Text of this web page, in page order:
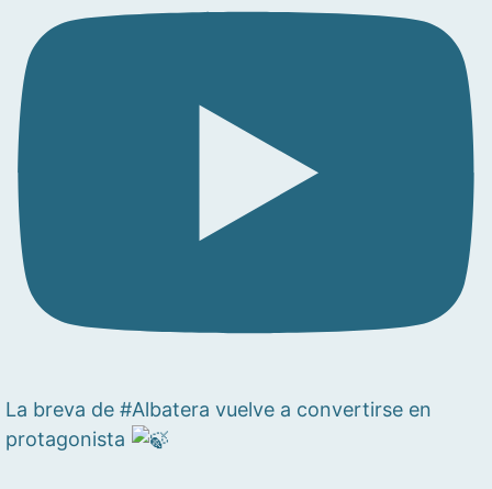
La breva de #Albatera vuelve a convertirse en
protagonista